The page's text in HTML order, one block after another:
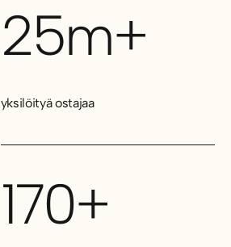
25m+
yksilöityä ostajaa
170+